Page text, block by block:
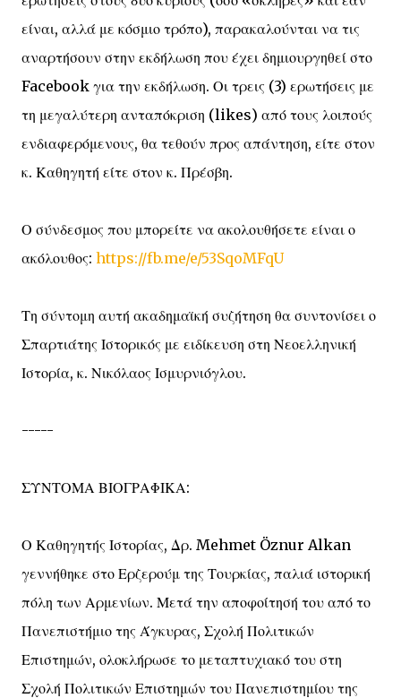
είναι, αλλά με κόσμιο τρόπο), παρακαλούνται να τις
αναρτήσουν στην εκδήλωση που έχει δημιουργηθεί στο
Facebook για την εκδήλωση. Οι τρεις (3) ερωτήσεις με
τη μεγαλύτερη ανταπόκριση (likes) από τους λοιπούς
ενδιαφερόμενους, θα τεθούν προς απάντηση, είτε στον
κ. Καθηγητή είτε στον κ. Πρέσβη.
Ο σύνδεσμος που μπορείτε να ακολουθήσετε είναι ο
ακόλουθος: https://fb.me/e/53SqoMFqU
Τη σύντομη αυτή ακαδημαϊκή συζήτηση θα συντονίσει ο
Σπαρτιάτης Ιστορικός με ειδίκευση στη Νεοελληνική
Ιστορία, κ. Νικόλαος Ισμυρνιόγλου.
-----
ΣΥΝΤΟΜΑ ΒΙΟΓΡΑΦΙΚΑ:
Ο Καθηγητής Ιστορίας, Δρ. Mehmet Öznur Alkan
γεννήθηκε στο Ερζερούμ της Τουρκίας, παλιά ιστορική
πόλη των Αρμενίων. Μετά την αποφοίτησή του από το
Πανεπιστήμιο της Άγκυρας, Σχολή Πολιτικών
Επιστημών, ολοκλήρωσε το μεταπτυχιακό του στη
Σχολή Πολιτικών Επιστημών του Πανεπιστημίου της